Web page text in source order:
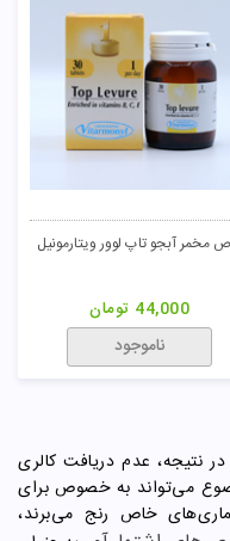
مخمر آبجو تاپ لوور ویتارمونیل
44,000 تومان
ناموجود
نتیجه، عدم دریافت کالری
می‌تواند به ‌خصوص برای
خاص رنج می‌برند،